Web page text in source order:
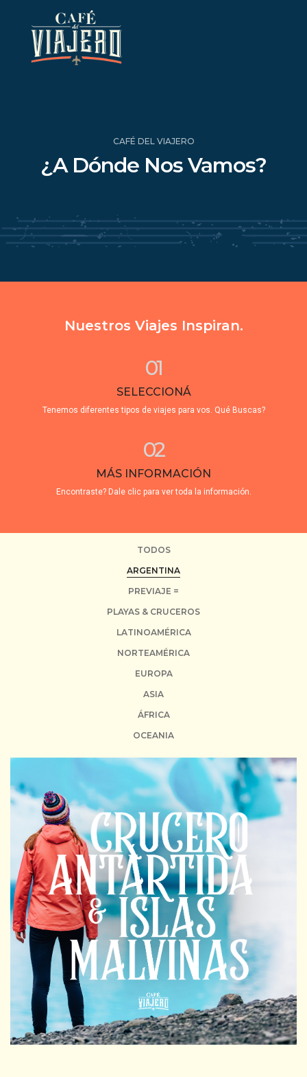
CAFÉ DEL VIAJERO
¿A Dónde Nos Vamos?
Nuestros Viajes Inspiran.
01
SELECCIONÁ
Tenemos diferentes tipos de viajes para vos. Qué Buscas?
02
MÁS INFORMACIÓN
Encontraste? Dale clic para ver toda la información.
TODOS
ARGENTINA
PREVIAJE =
PLAYAS & CRUCEROS
LATINOAMÉRICA
NORTEAMÉRICA
EUROPA
ASIA
ÁFRICA
OCEANIA
23 DE ENERO DE 2027. USD 4445
SALIDA GRUPAL ACOMPAÑADA:
17 NOCHES DE CRUCERO
MAJESTIC PRINCESS CON PENSIÓN COMPLETA +
EXCURSIONES SEGUN ITINERARIO + ASISTENCIA AL VIAJERO +
ACOMPAÑAMIENTO EN TODO MOMENTO DEL CRUCERO.